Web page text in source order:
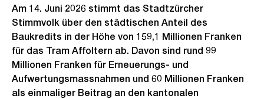
Am 14. Juni 2026 stimmt das Stadtzürcher
Stimmvolk über den städtischen Anteil des
Baukredits in der Höhe von 159,1 Millionen Franken
für das Tram Affoltern ab. Davon sind rund 99
Millionen Franken für Erneuerungs- und
Aufwertungsmassnahmen und 60 Millionen Franken
als einmaliger Beitrag an den kantonalen